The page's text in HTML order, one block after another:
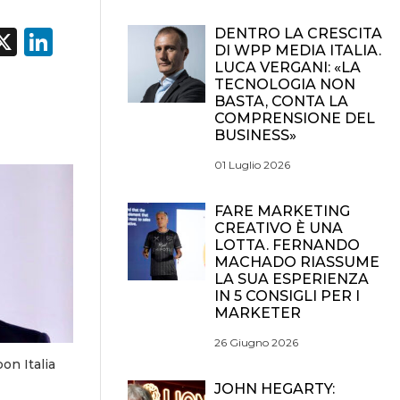
X LinkedIn
Italia
DENTRO LA CRESCITA
DI WPP MEDIA ITALIA.
LUCA VERGANI: «LA
TECNOLOGIA NON
BASTA, CONTA LA
COMPRENSIONE DEL
BUSINESS»
01 Luglio 2026
FARE MARKETING
CREATIVO È UNA
LOTTA. FERNANDO
MACHADO RIASSUME
LA SUA ESPERIENZA
IN 5 CONSIGLI PER I
MARKETER
26 Giugno 2026
JOHN HEGARTY: